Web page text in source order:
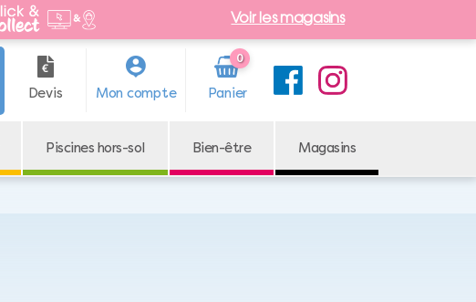
Voir les magasins
Devis Mon compte
0
Arti
cle
Piscines hors-sol Bien-être Magasins